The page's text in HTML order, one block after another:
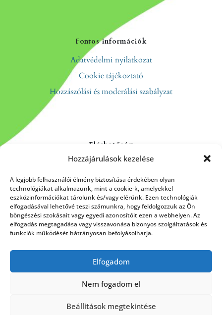
Hozzájárulások kezelése
A legjobb felhasználói élmény biztosítása érdekében olyan
technológiákat alkalmazunk, mint a cookie-k, amelyekkel
eszközinformációkat tárolunk és/vagy elérünk. Ezen technológiák
elfogadásával lehetővé teszi számunkra, hogy feldolgozzuk az Ön
böngészési szokásait vagy egyedi azonosítóit ezen a webhelyen. Az
elfogadás megtagadása vagy visszavonása bizonyos szolgáltatások és
funkciók működését hátrányosan befolyásolhatja.
Elfogadom
Nem fogadom el
Beállítások megtekintése
Fontos információk
Adatvédelmi nyilatkozat
Cookie tájékoztató
Hozzászólási és moderálási szabályzat
Elérhetőség
Kapcsolat
Rólunk
HÍRLEVÉL FELIRATKOZÁS